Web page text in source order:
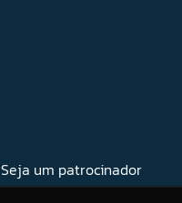
Seja um patrocinador